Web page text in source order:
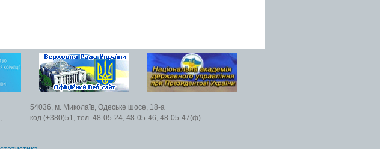
,
54036, м. Миколаїв, Одеське шосе, 18-а
код (+380)51, тел. 48-05-24, 48-05-46, 48-05-47(ф)